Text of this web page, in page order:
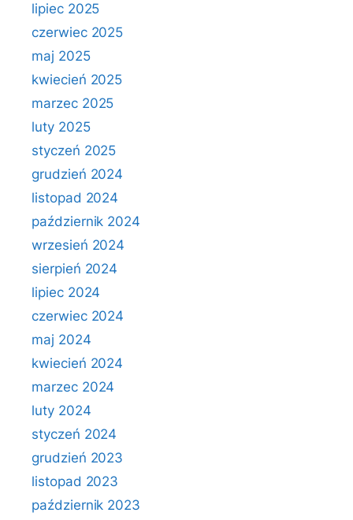
lipiec 2025
czerwiec 2025
maj 2025
kwiecień 2025
marzec 2025
luty 2025
styczeń 2025
grudzień 2024
listopad 2024
październik 2024
wrzesień 2024
sierpień 2024
lipiec 2024
czerwiec 2024
maj 2024
kwiecień 2024
marzec 2024
luty 2024
styczeń 2024
grudzień 2023
listopad 2023
październik 2023